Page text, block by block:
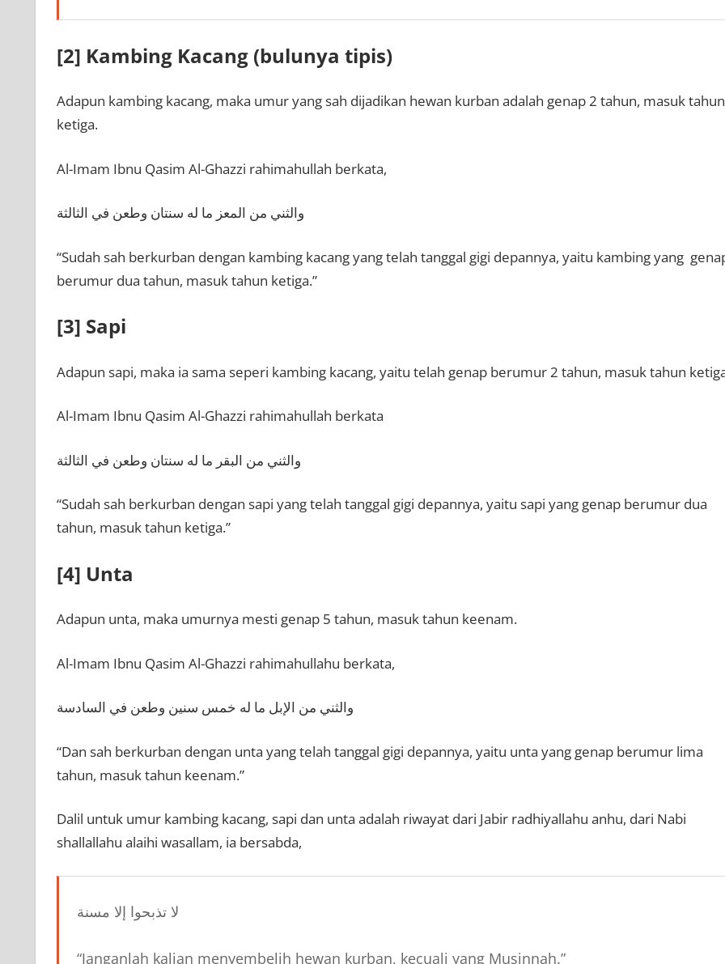
[2] Kambing Kacang (bulunya tipis)
Adapun kambing kacang, maka umur yang sah dijadikan hewan kurban adalah genap 2 tahun, masuk tahun
ketiga.
Al-Imam Ibnu Qasim Al-Ghazzi rahimahullah berkata,
والثني من المعز ما له سنتان وطعن في الثالثة
“Sudah sah berkurban dengan kambing kacang yang telah tanggal gigi depannya, yaitu kambing yang
berumur dua tahun, masuk tahun ketiga.”
[3] Sapi
Adapun sapi, maka ia sama seperi kambing kacang, yaitu telah genap berumur 2 tahun, masuk tahun
Al-Imam Ibnu Qasim Al-Ghazzi rahimahullah berkata
والثني من البقر ما له سنتان وطعن في الثالثة
“Sudah sah berkurban dengan sapi yang telah tanggal gigi depannya, yaitu sapi yang genap berumur dua
tahun, masuk tahun ketiga.”
[4] Unta
Adapun unta, maka umurnya mesti genap 5 tahun, masuk tahun keenam.
Al-Imam Ibnu Qasim Al-Ghazzi rahimahullahu berkata,
والثني من الإبل ما له خمس سنين وطعن في السادسة
“Dan sah berkurban dengan unta yang telah tanggal gigi depannya, yaitu unta yang genap berumur lima
tahun, masuk tahun keenam.”
Dalil untuk umur kambing kacang, sapi dan unta adalah riwayat dari Jabir radhiyallahu anhu, dari Nabi
shallallahu alaihi wasallam, ia bersabda,
لا تذبحوا إلا مسنة
“Janganlah kalian menyembelih hewan kurban, kecuali yang Musinnah.”